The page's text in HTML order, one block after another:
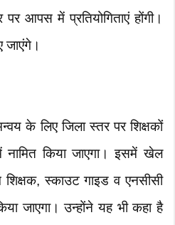
आपस में प्रतियोगिताएं होंगी।
जाएंगे।
के लिए जिला स्तर पर शिक्षकों
किया जाएगा। इसमें खेल
शिक्षक, स्काउट गाइड व एनसीसी
जाएगा। उन्होंने यह भी कहा है